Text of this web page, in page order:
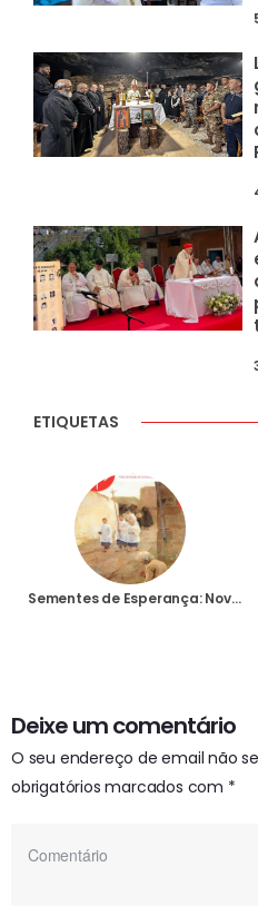
ETIQUETAS
Sementes de Esperança: Novembro de 2021
Deixe um comentário
O seu endereço de email não
obrigatórios marcados com *